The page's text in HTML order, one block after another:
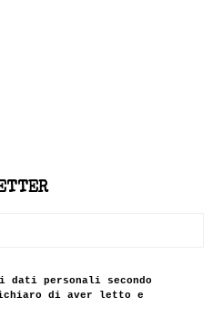
dati personali secondo
di aver letto e